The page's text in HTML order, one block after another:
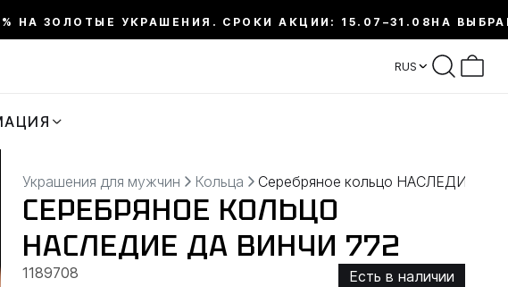
НА ЗОЛОТЫЕ УКРАШЕНИЯ. СРОКИ АКЦИИ: 15.07–31.08 НА
RUS
Украшения для мужчин Кольца Серебряное кольцо НАСЛЕДИЕ
СЕРЕБРЯНОЕ КОЛЬЦО
НАСЛЕДИЕ ДА ВИНЧИ 772
1189708 Есть в наличии